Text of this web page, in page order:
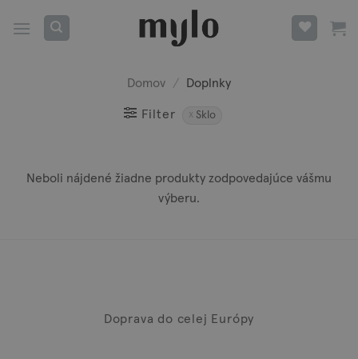
Domov / Doplnky
Filter Sklo
Neboli nájdené žiadne produkty zodpovedajúce vášmu
výberu.
Doprava do celej Európy